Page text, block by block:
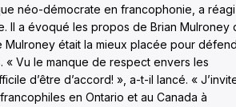
néo-démocrate en francophonie, a réagi
Il a évoqué les propos de Brian Mulroney
Mulroney était la mieux placée pour
« Vu le manque de respect envers les
d’être d’accord! », a-t-il lancé. «
en Ontario et au Canada à